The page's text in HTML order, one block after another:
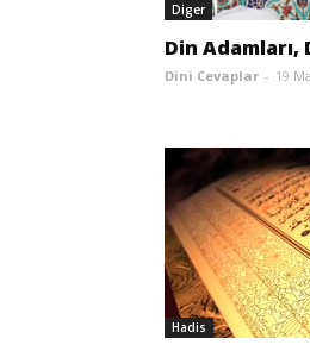
Diger
Din Adamları,
Dini Cevaplar - 19
Hadis